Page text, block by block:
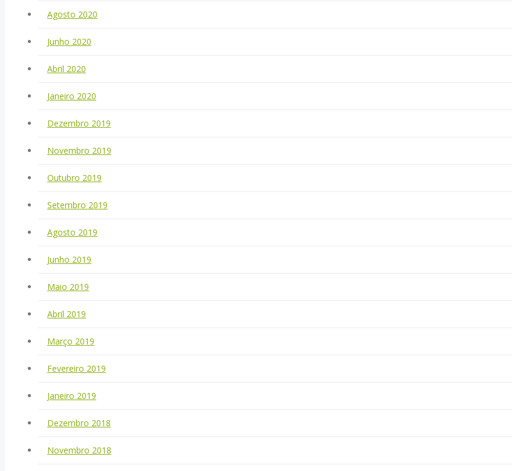
Agosto 2020
Junho 2020
Abril 2020
Janeiro 2020
Dezembro 2019
Novembro 2019
Outubro 2019
Setembro 2019
Agosto 2019
Junho 2019
Maio 2019
Abril 2019
Março 2019
Fevereiro 2019
Janeiro 2019
Dezembro 2018
Novembro 2018